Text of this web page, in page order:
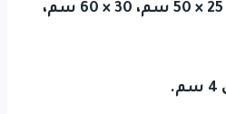
25 × 50 سم، 30 × 60 سم،